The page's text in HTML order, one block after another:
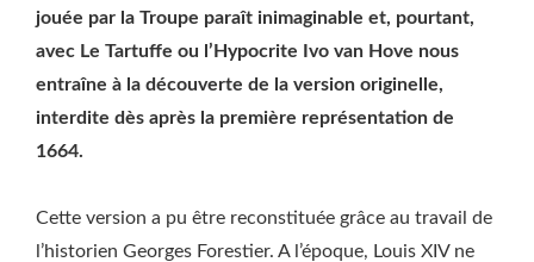
jouée par la Troupe paraît inimaginable et, pourtant,
avec Le Tartuffe ou l’Hypocrite Ivo van Hove nous
entraîne à la découverte de la version originelle,
interdite dès après la première représentation de
1664.
Cette version a pu être reconstituée grâce au travail de
l’historien Georges Forestier. A l’époque, Louis XIV ne